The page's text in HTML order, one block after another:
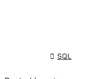
 SQL